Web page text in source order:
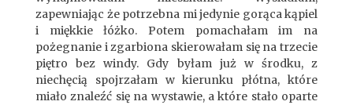
zapewniając że potrzebna mi jedynie gorąca kąpiel
i miękkie łóżko. Potem pomachałam im na
pożegnanie i zgarbiona skierowałam się na trzecie
piętro bez windy. Gdy byłam już w środku, z
niechęcią spojrzałam w kierunku płótna, które
miało znaleźć się na wystawie, a które stało oparte